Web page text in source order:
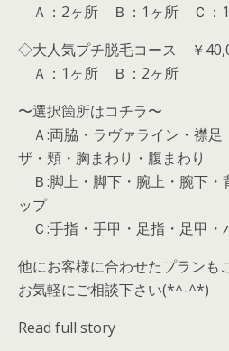
Ａ：2ヶ所 Ｂ：1ヶ所 Ｃ：
◇大人気プチ脱毛コース ￥
Ａ：1ヶ所 Ｂ：2ヶ所
〜選択箇所はコチラ〜
Ａ:両脇・ラヴァライン・襟足
ザ・頬・胸まわり・腹まわり
Ｂ:脚上・脚下・腕上・腕下・
ップ
Ｃ:手指・手甲・足指・足甲・
他にお客様に合わせたプランも
お気軽にご相談下さい(*^-^*)
Read full story